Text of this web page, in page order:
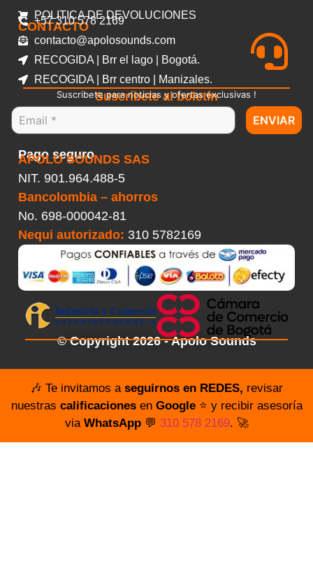
POLITICA DE DEVOLUCIONES
CONTACTO
+57 310 578 2169
contacto@apolosounds.com
RECOGIDA | Brr el lago | Bogotá.
RECOGIDA | Brr centro | Manizales.
Suscríbete al boletín
Suscribete para noticias y ofertas exclusivas !
ENVIAR
Pago seguro
APOLO SOUNDS SAS
NIT. 901.964.488-5
Bancolombia – ahorros
No. 698-000042-81
Nequi autorizado: 310 5782169
© Copyright 2026 - Apolo Sounds
🎶 Te invitamos a seguirnos en REDES, revisar
nuestras calificacionesen Google⭐️ y recibir asesoría
via WhatsApp💬 310 578 2169. 🚀